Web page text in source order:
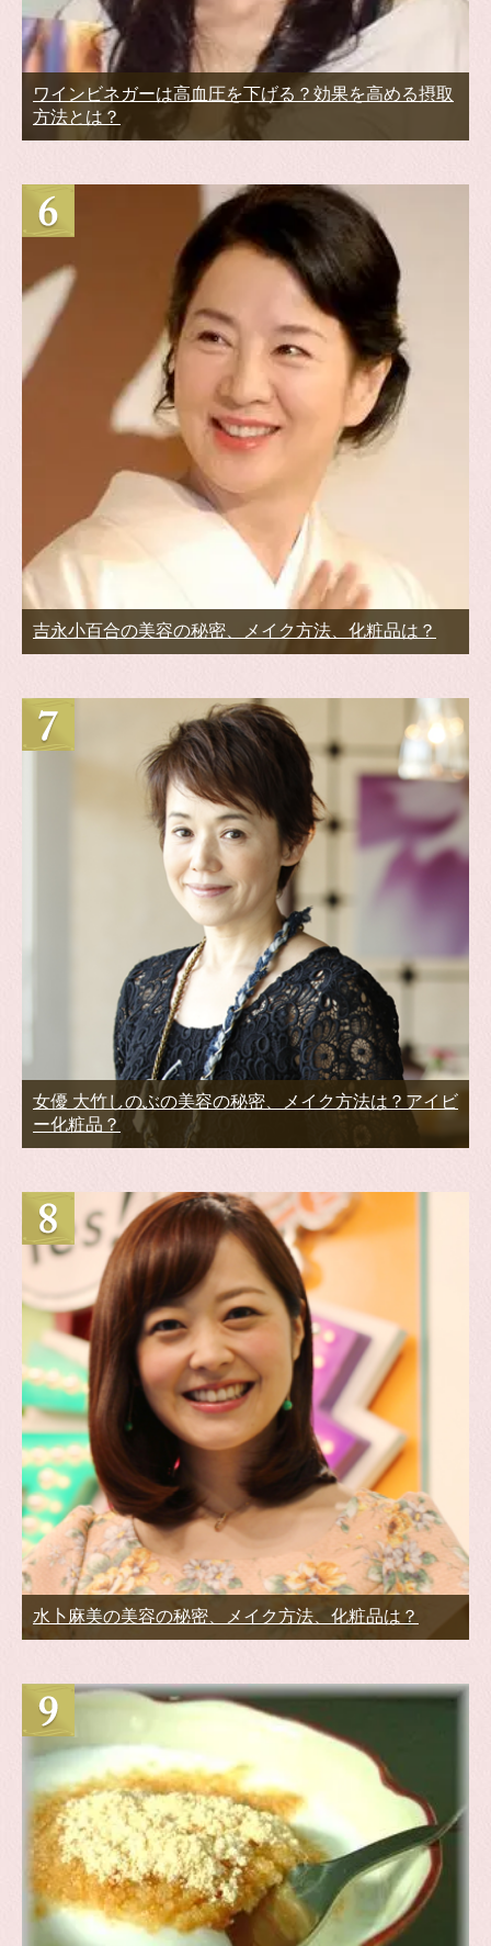
ワインビネガーは高血圧を下げる？効果を高める摂取
方法とは？
吉永小百合の美容の秘密、メイク方法、化粧品は？
女優 大竹しのぶの美容の秘密、メイク方法は？アイビ
ー化粧品？
水卜麻美の美容の秘密、メイク方法、化粧品は？